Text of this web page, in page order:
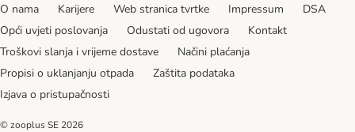
O nama Karijere Web stranica tvrtke Impressum
DSA
Opći uvjeti poslovanja
Odustati od ugovora
Kontakt
Troškovi slanja i vrijeme dostave
Načini plaćanja
Propisi o uklanjanju otpada
Zaštita podataka
Izjava o pristupačnosti
© zooplus SE 2026